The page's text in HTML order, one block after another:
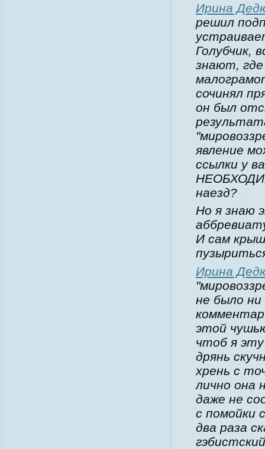
Ирина
решил
Голубчик,
знают,
сочинял
он был
явление
ссылки у
наезд?
Но я знаю
И сам
Ирина
не было ни
этой
чтоб я
дрянь
хрень с
лично она
даже не
с помойки
два раза